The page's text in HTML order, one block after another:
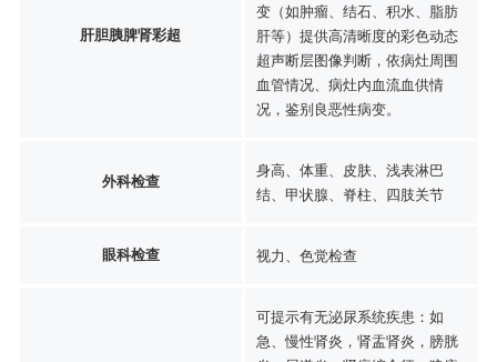
肝胆胰脾肾彩超
变（如肿瘤、结石、积水、脂肪
肝等）提供高清晰度的彩色动态
超声断层图像判断，依病灶周围
血管情况、病灶内血流血供情
况，鉴别良恶性病变。
外科检查
身高、体重、皮肤、浅表淋巴
结、甲状腺、脊柱、四肢关节
眼科检查 视力、色觉检查
可提示有无泌尿系统疾患：如
急、慢性肾炎，肾盂肾炎，膀胱